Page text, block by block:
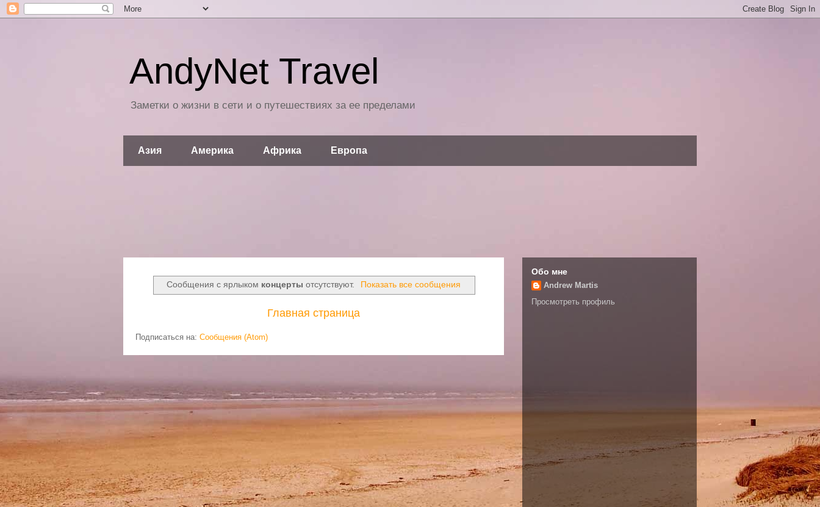
AndyNet Travel
Заметки о жизни в сети и о путешествиях за ее пределами
Азия Америка Африка Европа
Сообщения с ярлыком концерты отсутствуют. Показать все сообщения
Главная страница
Подписаться на: Сообщения (Atom)
Обо мне
Andrew Martis
Просмотреть профиль